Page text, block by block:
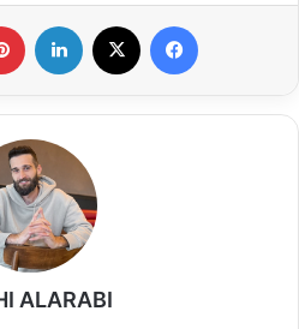
فيسبوك
ALARABI